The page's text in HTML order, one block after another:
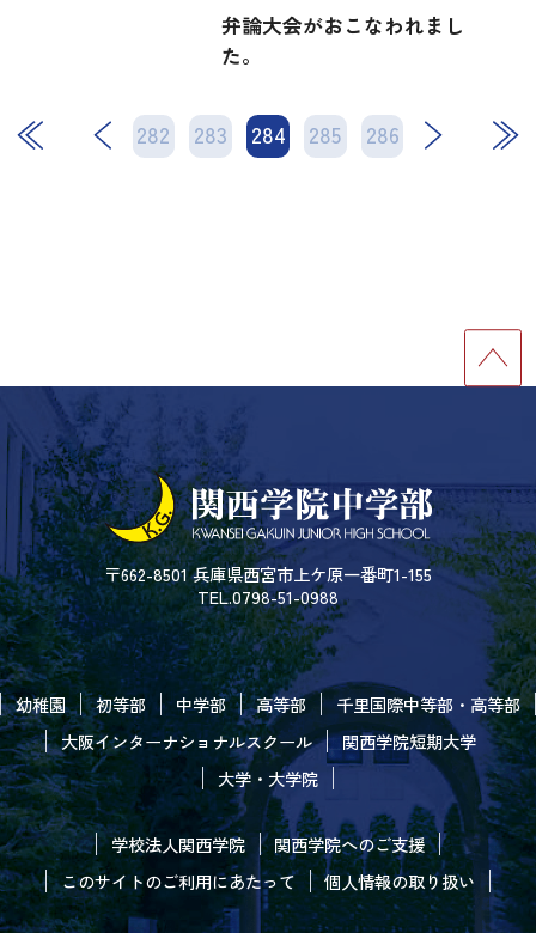
弁論大会がおこなわれまし
た。
282 283 284 285 286
次 最後
〒662-8501 兵庫県西宮市上ケ原一番町1-155
TEL.0798-51-0988
幼稚園 初等部 中学部 高等部
千里国際中等部・高等部
大阪インターナショナルスクール
関西学院短期大学
大学・大学院
学校法人関西学院
関西学院へのご支援
このサイトのご利用にあたって
個人情報の取り扱い